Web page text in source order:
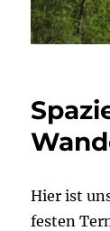
Hier ist
festen